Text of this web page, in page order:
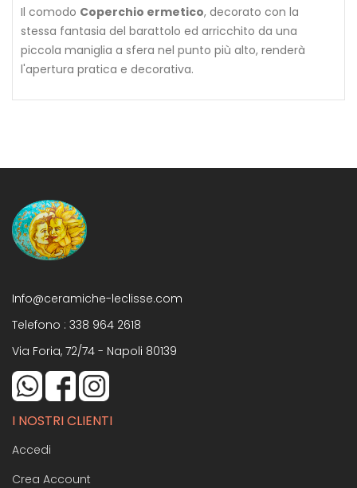
Il comodo Coperchio ermetico, decorato con la
stessa fantasia del barattolo ed arricchito da una
piccola maniglia a sfera nel punto più alto, renderà
l'apertura pratica e decorativa.
Info@ceramiche-leclisse.com
Telefono : 338 964 2618
Via Foria, 72/74 - Napoli 80139
I NOSTRI CLIENTI
Accedi
Crea Account